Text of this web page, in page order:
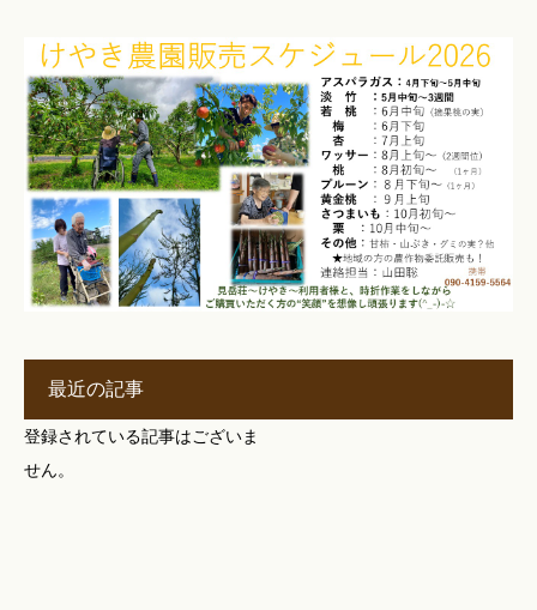
最近の記事
登録されている記事はございま
せん。